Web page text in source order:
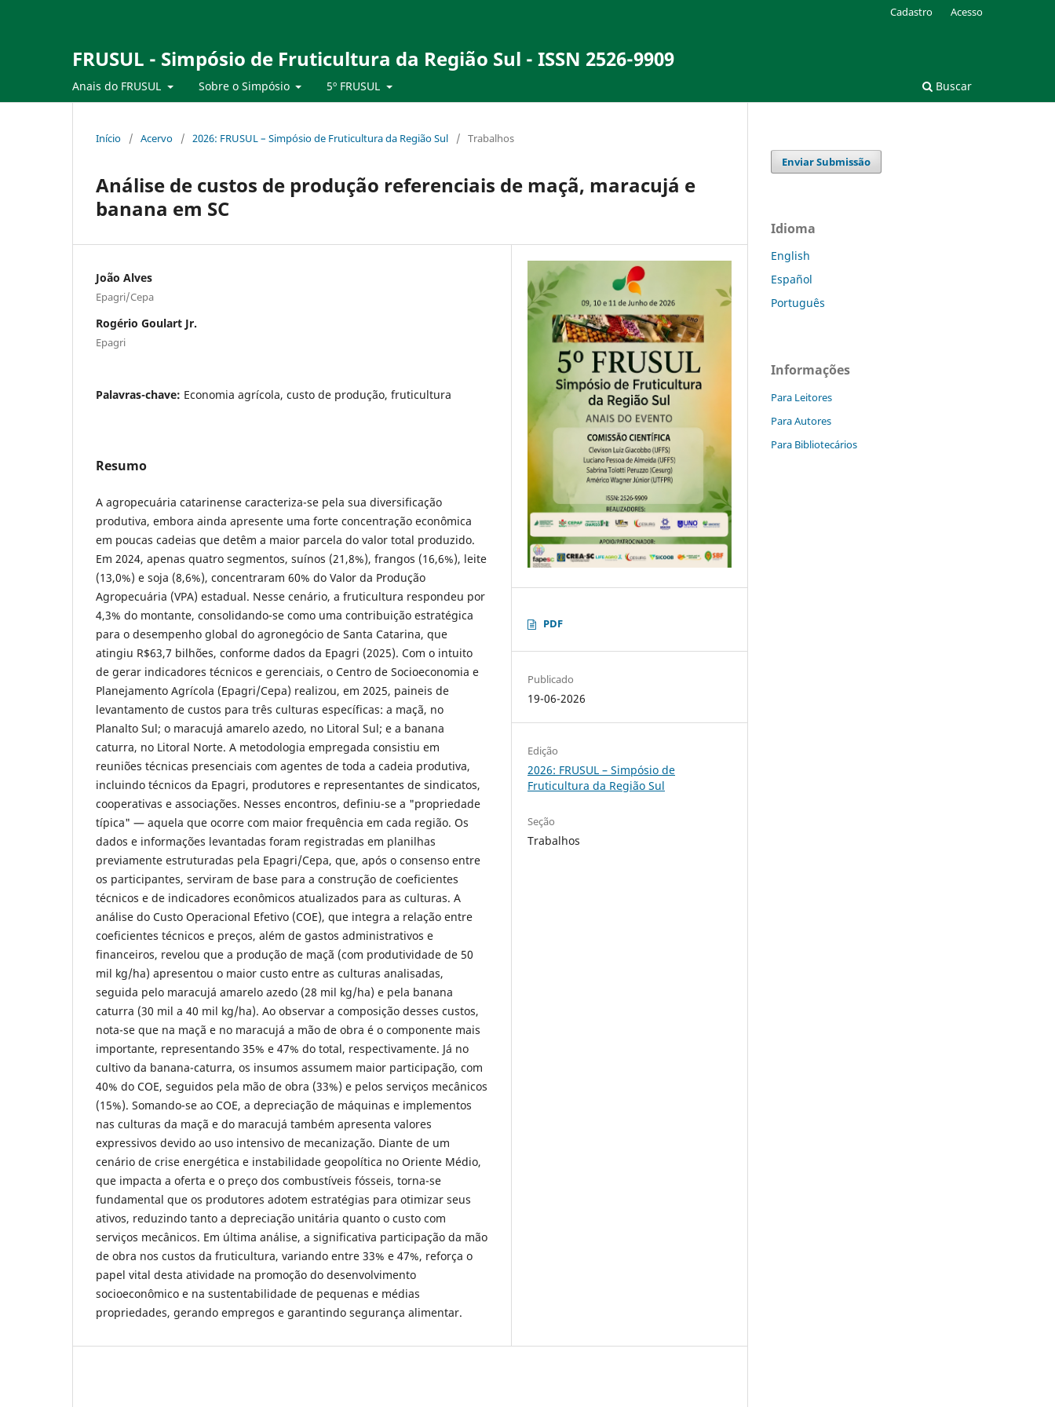
FRUSUL - Simpósio de Fruticultura da Região Sul - ISSN 2526-9909
Anais do FRUSUL Sobre o Simpósio 5º FRUSUL Buscar
Cadastro Acesso
Início / Acervo / 2026: FRUSUL – Simpósio de Fruticultura da Região Sul / Trabalhos
Análise de custos de produção referenciais de maçã, maracujá e
banana em SC
João Alves
Epagri/Cepa
Rogério Goulart Jr.
Epagri
Palavras-chave: Economia agrícola, custo de produção, fruticultura
Resumo
A agropecuária catarinense caracteriza-se pela sua diversificação
produtiva, embora ainda apresente uma forte concentração econômica
em poucas cadeias que detêm a maior parcela do valor total produzido.
Em 2024, apenas quatro segmentos, suínos (21,8%), frangos (16,6%), leite
(13,0%) e soja (8,6%), concentraram 60% do Valor da Produção
Agropecuária (VPA) estadual. Nesse cenário, a fruticultura respondeu por
4,3% do montante, consolidando-se como uma contribuição estratégica
para o desempenho global do agronegócio de Santa Catarina, que
atingiu R$63,7 bilhões, conforme dados da Epagri (2025). Com o intuito
de gerar indicadores técnicos e gerenciais, o Centro de Socioeconomia e
Planejamento Agrícola (Epagri/Cepa) realizou, em 2025, paineis de
levantamento de custos para três culturas específicas: a maçã, no
Planalto Sul; o maracujá amarelo azedo, no Litoral Sul; e a banana
caturra, no Litoral Norte. A metodologia empregada consistiu em
reuniões técnicas presenciais com agentes de toda a cadeia produtiva,
incluindo técnicos da Epagri, produtores e representantes de sindicatos,
cooperativas e associações. Nesses encontros, definiu-se a "propriedade
típica" — aquela que ocorre com maior frequência em cada região. Os
dados e informações levantadas foram registradas em planilhas
previamente estruturadas pela Epagri/Cepa, que, após o consenso entre
os participantes, serviram de base para a construção de coeficientes
técnicos e de indicadores econômicos atualizados para as culturas. A
análise do Custo Operacional Efetivo (COE), que integra a relação entre
coeficientes técnicos e preços, além de gastos administrativos e
financeiros, revelou que a produção de maçã (com produtividade de 50
mil kg/ha) apresentou o maior custo entre as culturas analisadas,
seguida pelo maracujá amarelo azedo (28 mil kg/ha) e pela banana
caturra (30 mil a 40 mil kg/ha). Ao observar a composição desses custos,
nota-se que na maçã e no maracujá a mão de obra é o componente mais
importante, representando 35% e 47% do total, respectivamente. Já no
cultivo da banana-caturra, os insumos assumem maior participação, com
40% do COE, seguidos pela mão de obra (33%) e pelos serviços mecânicos
(15%). Somando-se ao COE, a depreciação de máquinas e implementos
nas culturas da maçã e do maracujá também apresenta valores
expressivos devido ao uso intensivo de mecanização. Diante de um
cenário de crise energética e instabilidade geopolítica no Oriente Médio,
que impacta a oferta e o preço dos combustíveis fósseis, torna-se
fundamental que os produtores adotem estratégias para otimizar seus
ativos, reduzindo tanto a depreciação unitária quanto o custo com
serviços mecânicos. Em última análise, a significativa participação da mão
de obra nos custos da fruticultura, variando entre 33% e 47%, reforça o
papel vital desta atividade na promoção do desenvolvimento
socioeconômico e na sustentabilidade de pequenas e médias
propriedades, gerando empregos e garantindo segurança alimentar.
PDF
Publicado
19-06-2026
Edição
2026: FRUSUL – Simpósio de
Fruticultura da Região Sul
Seção
Trabalhos
Enviar Submissão
Idioma
English
Español
Português
Informações
Para Leitores
Para Autores
Para Bibliotecários